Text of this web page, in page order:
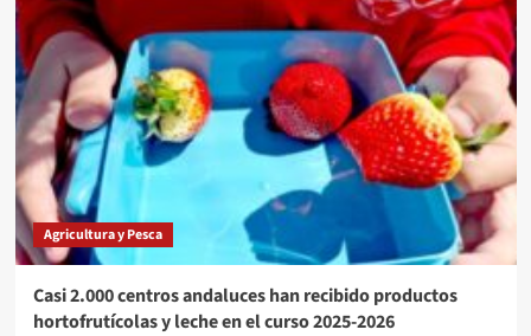
Agricultura y Pesca
Casi 2.000 centros andaluces han recibido productos
hortofrutícolas y leche en el curso 2025-2026